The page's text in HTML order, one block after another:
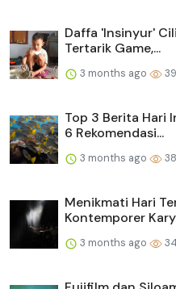
Daffa 'Insinyur'
Tertarik Game,...
3 months ago
Top 3 Berita Hari
6 Rekomendasi...
3 months ago
Menikmati Hari
Kontemporer
3 months ago